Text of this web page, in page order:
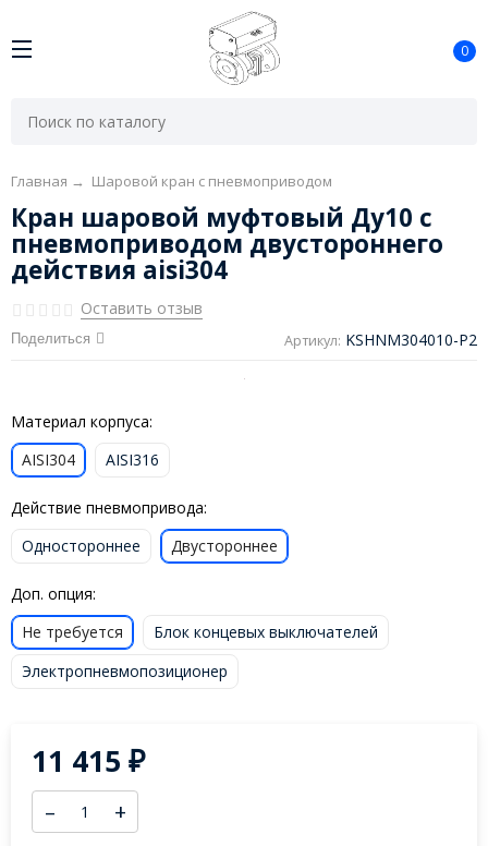
0
Главная → Шаровой кран с пневмоприводом
Кран шаровой муфтовый Ду10 с
пневмоприводом двустороннего
действия aisi304
Оставить отзыв
Поделиться Артикул: KSHNM304010-P2
Материал корпуса:
AISI304
AISI316
Действие пневмопривода:
Одностороннее
Двустороннее
Доп. опция:
Не требуется
Блок концевых выключателей
Электропневмопозиционер
11 415₽
– +